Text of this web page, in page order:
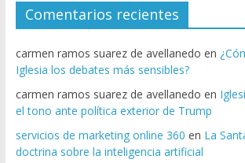
Comentarios recientes
carmen ramos suarez de avellanedo en
Iglesia los debates más sensibles?
carmen ramos suarez de avellanedo en
el tono ante política exterior de Trump
servicios de marketing online 360 en La
doctrina sobre la inteligencia artificial